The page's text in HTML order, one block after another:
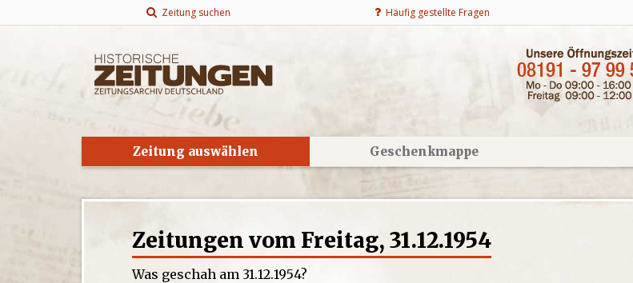
Zeitung suchen Häufig gestellte Fragen
Zeitung auswählen Geschenkmappe
Zeitungen vom Freitag, 31.12.1954
Was geschah am 31.12.1954?